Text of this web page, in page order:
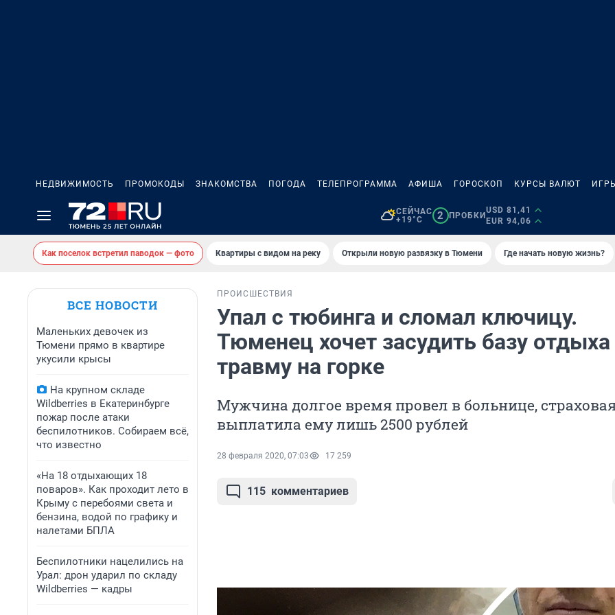
НЕДВИЖИМОСТЬ ПРОМОКОДЫ ЗНАКОМСТВА ПОГОДА ТЕЛЕПРОГРАММА АФИША ГОРОСКОП КУРСЫ ВАЛЮТ
СЕЙЧАС
+19°C
2 ПРОБКИ
USD 81,41
EUR 94,06
Как поселок встретил паводок — фото Квартиры с видом на реку Открыли новую развязку в Тюмени Где начать новую жизнь?
ВСЕ НОВОСТИ
Маленьких девочек из
Тюмени прямо в квартире
укусили крысы
На крупном складе
Wildberries в Екатеринбурге
пожар после атаки
беспилотников. Собираем всё,
что известно
«На 18 отдыхающих 18
поваров». Как проходит лето в
Крыму с перебоями света и
бензина, водой по графику и
налетами БПЛА
Беспилотники нацелились на
Урал: дрон ударил по складу
Wildberries — кадры
ПРОИСШЕСТВИЯ
Упал с тюбинга и сломал ключицу.
Тюменец хочет засудить базу отдыха
травму на горке
Мужчина долгое время провел в больнице,
выплатила ему лишь 2500 рублей
28 февраля 2020, 07:03 17 259
115 комментариев